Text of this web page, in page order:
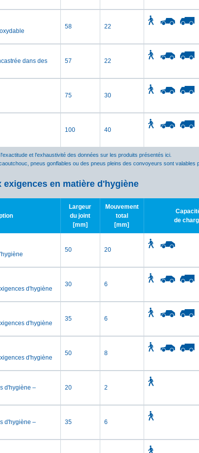
58 22
dans des
57 22
75 30
100 40
et l'exhaustivité des données sur les produits présentés ici.
pneus gonflables ou des pneus pleins des convoyeurs sont valables
en matière d'hygiène
Largeur
du joint
[mm]
Mouvement
total
[mm]
de
50 20
d'hygiène
30 6
d'hygiène
35 6
d'hygiène
50 8
d'hygiène –
20 2
d'hygiène –
35 6